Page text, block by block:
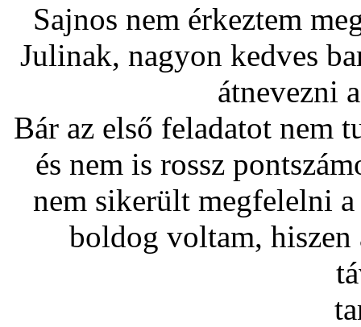
Sajnos nem érkeztem
Julinak, nagyon kedves
átnevezni
Bár az első feladatot nem
és nem is rossz
nem sikerült megfelelni a
boldog voltam, hiszen